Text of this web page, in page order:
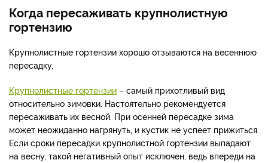
Когда пересаживать крупнолистную
гортензию
Крупнолистные гортензии хорошо отзываются на весеннюю
пересадку,
Крупнолистные гортензии – самый прихотливый вид
относительно зимовки. Настоятельно рекомендуется
пересаживать их весной. При осенней пересадке зима
может неожиданно нагрянуть, и кустик не успеет прижиться.
Если сроки пересадки крупнолистной гортензии выпадают
на весну, такой негативный опыт исключен, ведь впереди на